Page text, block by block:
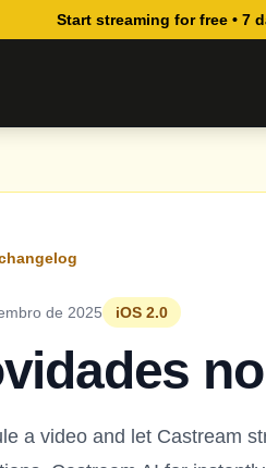
Start streaming for free • 7
de 2025 iOS 2.0
a video and let Castream